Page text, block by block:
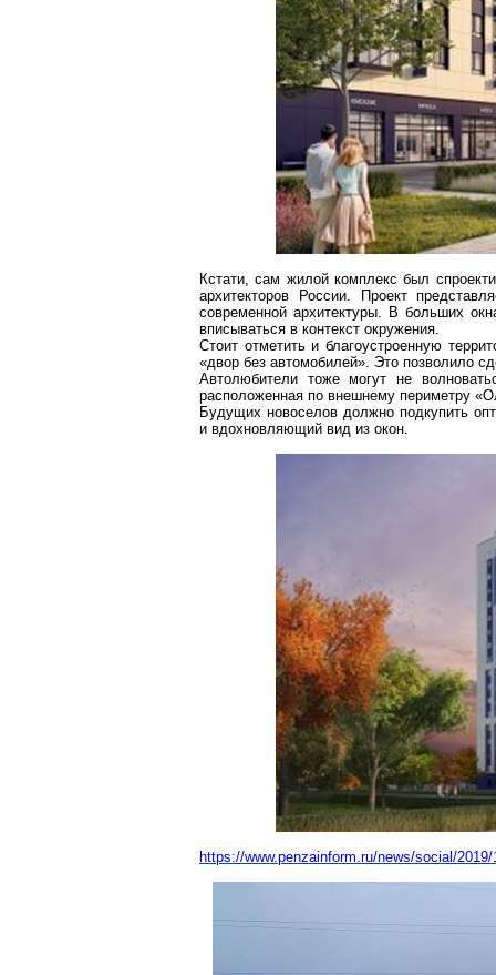
Кстати, сам жилой комплекс был
архитекторов России. Проект
современной архитектуры. В больших
вписываться в контекст окружения.
Стоит отметить и благоустроенную
«двор без автомобилей». Это позволило
Автолюбители тоже могут не
расположенная по внешнему периметру
Будущих новоселов должно подкупить
и вдохновляющий вид из окон.
https://www.penzainform.ru/news/social/